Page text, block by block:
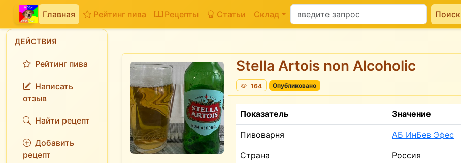
Главная Рейтинг пива Рецепты Статьи Склад Поиск
ДЕЙСТВИЯ
Рейтинг пива
Написать
отзыв
Найти рецепт
Добавить
рецепт
Stella Artois non Alcoholic
164 Опубликовано
Показатель Значение
Пивоварня АБ ИнБев Эфес
Страна Россия